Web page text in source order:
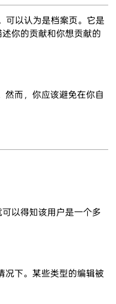
可以认为是档案页。它是
你的贡献和你想贡献的
然而，你应该避免在你自
以得知该用户是一个多
况下。某些类型的编辑被